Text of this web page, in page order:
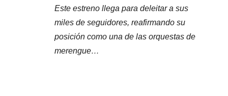
Este estreno llega para deleitar a sus
miles de seguidores, reafirmando su
posición como una de las orquestas de
merengue…